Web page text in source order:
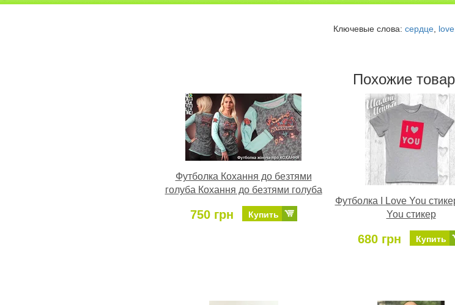
Ключевые слова: сердце, love,
Похожие
Футболка Кохання до безтями
голуба Кохання до безтями голуба
750 грн Купить
Футболка I Love You
You стикер
680 грн Купить